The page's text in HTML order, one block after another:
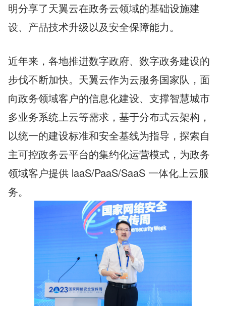
明分享了天翼云在政务云领域的基础设施建
设、产品技术升级以及安全保障能力。
近年来，各地推进数字政府、数字政务建设的
步伐不断加快。天翼云作为云服务国家队，面
向政务领域客户的信息化建设、支撑智慧城市
多业务系统上云等需求，基于分布式云架构，
以统一的建设标准和安全基线为指导，探索自
主可控政务云平台的集约化运营模式，为政务
领域客户提供 laaS/PaaS/SaaS 一体化上云服
务。